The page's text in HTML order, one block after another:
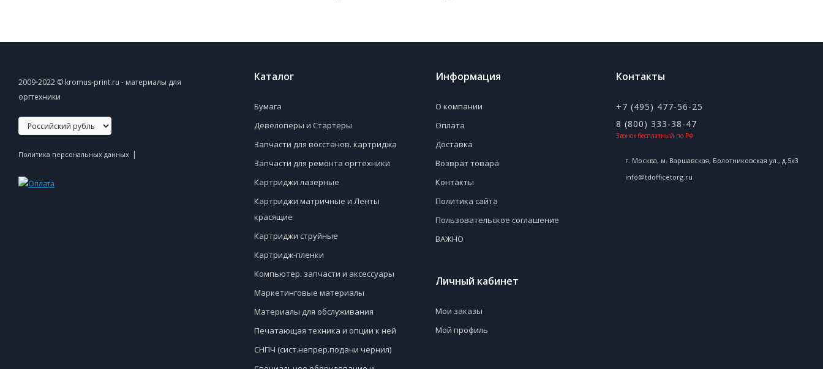
2009-2022 © kromus-print.ru - материалы для
оргтехники
Политика персональных данных |
Каталог
Бумага
Девелоперы и Стартеры
Запчасти для восстанов. картриджа
Запчасти для ремонта оргтехники
Картриджи лазерные
Картриджи матричные и Ленты
красящие
Картриджи струйные
Картридж-пленки
Компьютер. запчасти и аксессуары
Маркетинговые материалы
Материалы для обслуживания
Печатающая техника и опции к ней
СНПЧ (сист.непрер.подачи чернил)
Информация
О компании
Оплата
Доставка
Возврат товара
Контакты
Политика сайта
Пользовательское соглашение
ВАЖНО
Личный кабинет
Мои заказы
Мой профиль
Контакты
+7 (495) 477-56-25
8 (800) 333-38-47
Звонок бесплатный по РФ
г. Москва, м. Варшавская, Болотниковская ул., д.5к3
info@tdofficetorg.ru